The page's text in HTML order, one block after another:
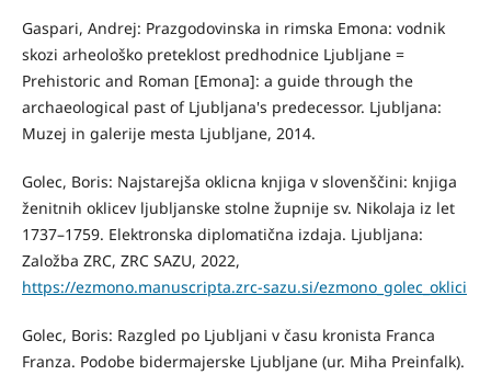
Gaspari, Andrej: Prazgodovinska in rimska Emona: vodnik
skozi arheološko preteklost predhodnice Ljubljane =
Prehistoric and Roman [Emona]: a guide through the
archaeological past of Ljubljana's predecessor. Ljubljana:
Muzej in galerije mesta Ljubljane, 2014.
Golec, Boris: Najstarejša oklicna knjiga v slovenščini: knjiga
ženitnih oklicev ljubljanske stolne župnije sv. Nikolaja iz let
1737–1759. Elektronska diplomatična izdaja. Ljubljana:
Založba ZRC, ZRC SAZU, 2022,
https://ezmono.manuscripta.zrc-sazu.si/ezmono_golec_oklici
Golec, Boris: Razgled po Ljubljani v času kronista Franca
Franza. Podobe bidermajerske Ljubljane (ur. Miha Preinfalk).